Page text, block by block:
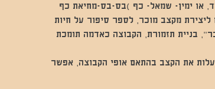
או ימין- שמאל- כף )בס-בס-מחיאת כף
מקצב מוכר, לספר סיפור על חיות
בניית תזמורת, הקבוצה כאדמה תומכת
את הקצב בהתאם אופי הקבוצה, אפשר